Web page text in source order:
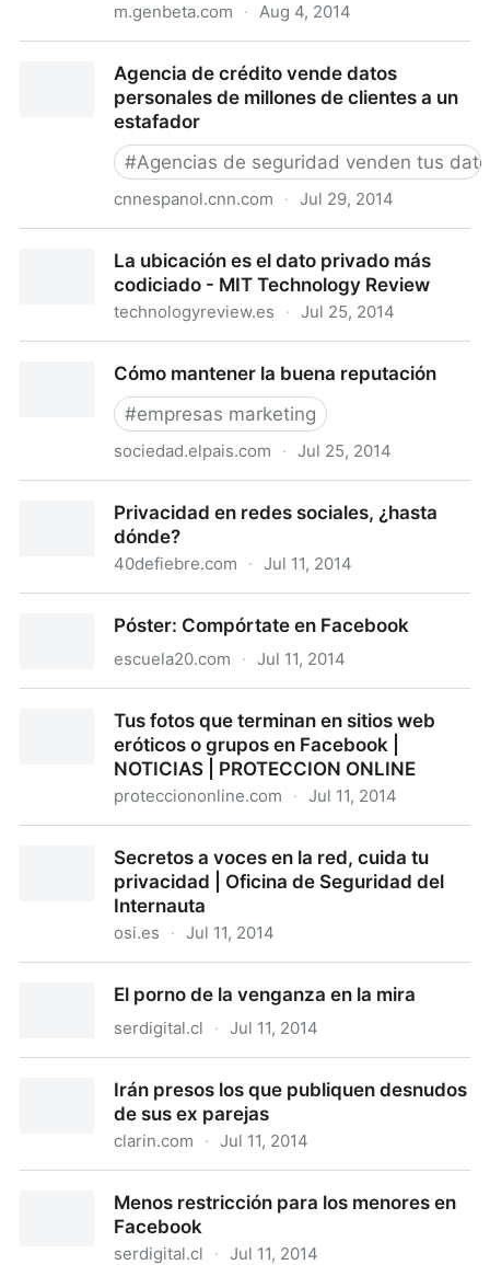
m.genbeta.com · Aug 4, 2014
electrónicos completamente anónimos
Agencia de crédito vende datos
personales de millones de clientes a un
estafador
#Agencias de seguridad venden tus
cnnespanol.cnn.com · Jul 29, 2014
millones de clientes a un estafador
La ubicación es el dato privado más
codiciado - MIT Technology Review
technologyreview.es · Jul 25, 2014
Technology ReviewCómo mantener la buena reputación
#empresas marketing
sociedad.elpais.com · Jul 25, 2014
Privacidad en redes sociales, ¿hasta
dónde?
40defiebre.com · Jul 11, 2014
Póster: Compórtate en Facebook
escuela20.com · Jul 11, 2014
Tus fotos que terminan en sitios web
eróticos o grupos en Facebook |
NOTICIAS | PROTECCION ONLINE
protecciononline.com · Jul 11, 2014
grupos en Facebook | NOTICIAS | PROTECCION
Secretos a voces en la red, cuida tu
privacidad | Oficina de Seguridad del
Internauta
osi.es · Jul 11, 2014
Oficina de Seguridad del Internauta
El porno de la venganza en la mira
serdigital.cl · Jul 11, 2014
Irán presos los que publiquen desnudos
de sus ex parejas
clarin.com · Jul 11, 2014
Menos restricción para los menores en
Facebook
serdigital.cl · Jul 11, 2014